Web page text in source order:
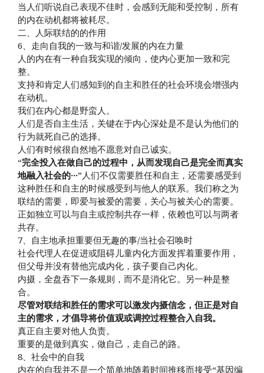
当人们听说自己表现不佳时，会感到无能和受控制，所有
的内在动机都将被耗尽。
二、人际联结的的作用
6、走向自我的一致与和谐/发展的内在力量
人的内在有一种自我实现的倾向，使内心更加一致和完
整。
支持和肯定人们感知到的自主和胜任的社会环境会增强内
在动机。
我们在内心都是野蛮人。
人们是否自主生活，关键在于内心深处是不是认为他们的
行为就死自己的选择。
人们有时候很自然地不愿意对自己诚实。
“完全投入在做自己的过程中，从而发现自己是完全而真实
地融入社会的···”人们不仅需要胜任和自主，还需要感受到
这种胜任和自主的时候感受到与他人的联系。我们称之为
联结的需要，即爱与被爱的需要，关心与被关心的需要。
正如独立可以与自主或控制共存一样，依赖也可以与两者
共存。
7、自主地承担重要但无趣的事/当社会召唤时
社会代理人在促进或阻碍儿童内化方面发挥着重要作用，
但父母并没有替他完成内化，孩子要自己内化。
内摄，全盘吞下一条规则，而不是消化它。另一种是整
合。
尽管对联结和胜任的需求可以激发内摄信念，但正是对自
主的需求，才倡导将价值观或调控过程整合入自我。
真正自主要对他人负责。
重要的是做到真实，做自己，走自己的路。
8、社会中的自我
内在的自我并不是一个简单地随着时间推移而接受“基因编